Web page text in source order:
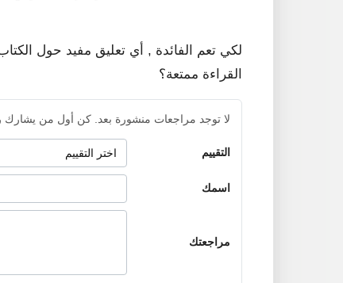
لكي تعم الفائدة , أي تعليق مفيد حول
القراءة ممتعة؟
لا توجد مراجعات منشورة بعد. كن أول من يشارك
التقييم
اسمك
مراجعتك